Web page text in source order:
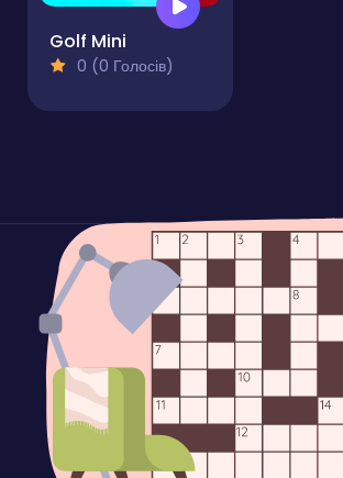
Golf Mini
0 (0 Голосів)